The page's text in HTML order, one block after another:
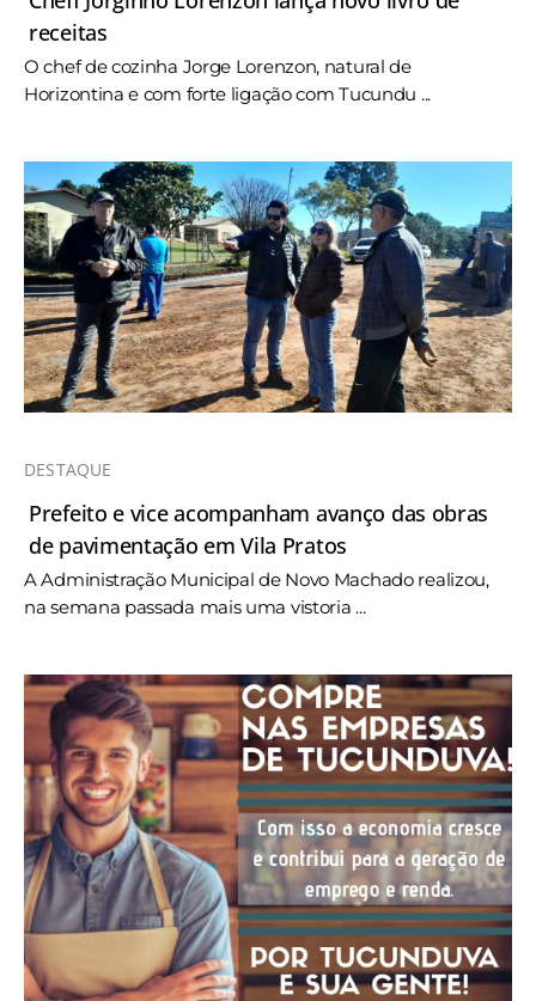
receitas
O chef de cozinha Jorge Lorenzon, natural de
Horizontina e com forte ligação com Tucundu ...
DESTAQUE
Prefeito e vice acompanham avanço das obras
de pavimentação em Vila Pratos
A Administração Municipal de Novo Machado realizou,
na semana passada mais uma vistoria ...